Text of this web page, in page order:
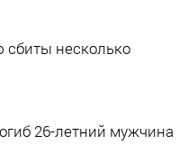
сбиты несколько
26-летний мужчина